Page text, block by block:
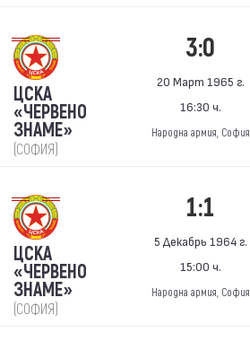
ЦСКА
«ЧЕРВЕНО
ЗНАМЕ»
(СОФИЯ)
3:0
20 Март 1965 г.
16:30 ч.
Народна армия, София
ЦСКА
«ЧЕРВЕНО
ЗНАМЕ»
(СОФИЯ)
1:1
5 Декабрь 1964 г.
15:00 ч.
Народна армия, София